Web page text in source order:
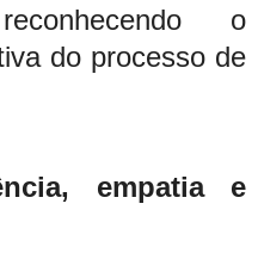
o
do processo de
empatia e